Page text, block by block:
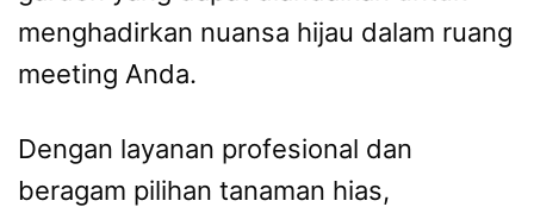
menghadirkan nuansa hijau dalam ruang
meeting Anda.
Dengan layanan profesional dan
beragam pilihan tanaman hias,